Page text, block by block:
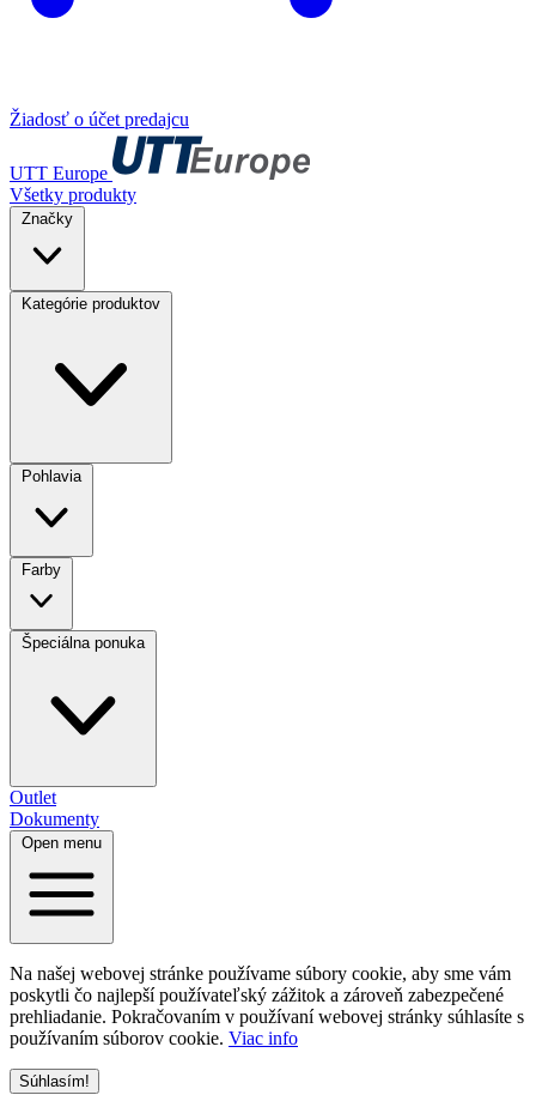
Žiadosť o účet predajcu
UTT Europe
Všetky produkty
Značky
Kategórie produktov
Pohlavia
Farby
Špeciálna ponuka
Outlet
Dokumenty
Open menu
Na našej webovej stránke používame súbory cookie, aby sme vám
poskytli čo najlepší používateľský zážitok a zároveň zabezpečené
prehliadanie. Pokračovaním v používaní webovej stránky súhlasíte s
používaním súborov cookie. Viac info
Súhlasím!